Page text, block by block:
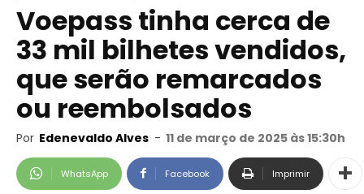
Voepass tinha cerca de
33 mil bilhetes vendidos,
que serão remarcados
ou reembolsados
Por Edenevaldo Alves - 11 de março de 2025 às 15:30h
WhatsApp Facebook Imprimir